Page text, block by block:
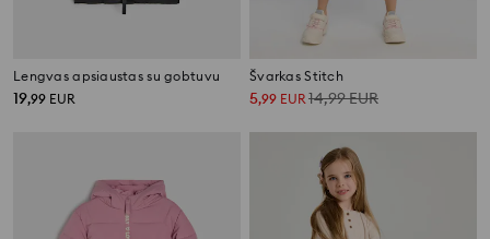
Lengvas apsiaustas su gobtuvu
19,99 EUR
Švarkas Stitch
5,99 EUR14,99EUR